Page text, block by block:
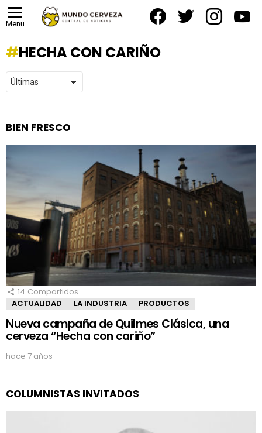
Menu
HECHA CON CARIÑO
BIEN FRESCO
14 Compartidos
ACTUALIDAD
LA INDUSTRIA PRODUCTOS
Nueva campaña de Quilmes Clásica, una
cerveza “Hecha con cariño”
hace 7 años
COLUMNISTAS INVITADOS